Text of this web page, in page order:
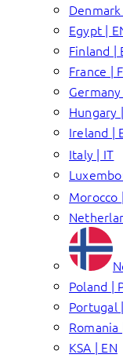
Denmark
Egypt |
Finland |
France |
Hungary
Ireland |
Italy | IT
Morocco
Poland |
Portugal
Romania
KSA | EN